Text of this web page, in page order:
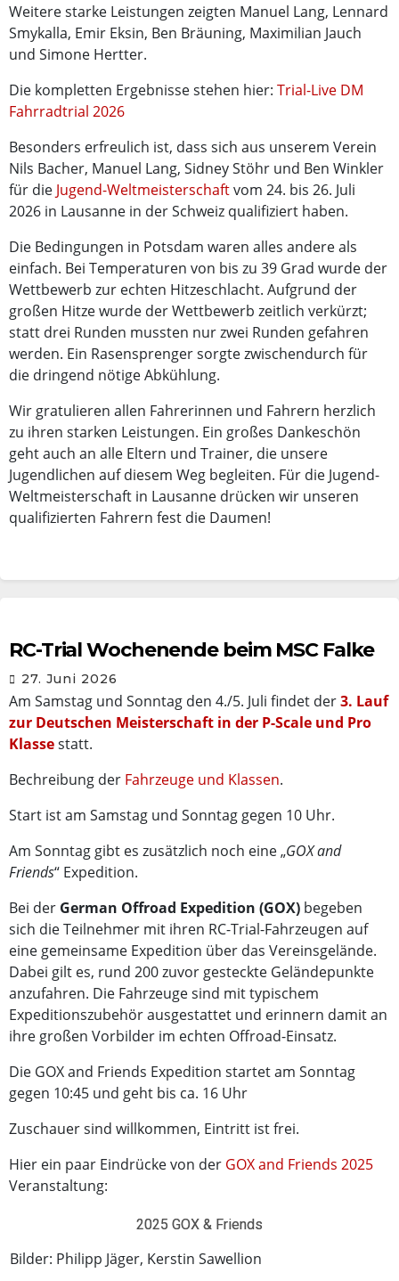
Weitere starke Leistungen zeigten Manuel Lang, Lennard
Smykalla, Emir Eksin, Ben Bräuning, Maximilian Jauch
und Simone Hertter.
Die kompletten Ergebnisse stehen hier: Trial-Live DM
Fahrradtrial 2026
Besonders erfreulich ist, dass sich aus unserem Verein
Nils Bacher, Manuel Lang, Sidney Stöhr und Ben Winkler
für die Jugend-Weltmeisterschaftvom 24. bis 26. Juli
2026 in Lausanne in der Schweiz qualifiziert haben.
Die Bedingungen in Potsdam waren alles andere als
einfach. Bei Temperaturen von bis zu 39 Grad wurde der
Wettbewerb zur echten Hitzeschlacht. Aufgrund der
großen Hitze wurde der Wettbewerb zeitlich verkürzt;
statt drei Runden mussten nur zwei Runden gefahren
werden. Ein Rasensprenger sorgte zwischendurch für
die dringend nötige Abkühlung.
Wir gratulieren allen Fahrerinnen und Fahrern herzlich
zu ihren starken Leistungen. Ein großes Dankeschön
geht auch an alle Eltern und Trainer, die unsere
Jugendlichen auf diesem Weg begleiten. Für die Jugend-
Weltmeisterschaft in Lausanne drücken wir unseren
qualifizierten Fahrern fest die Daumen!
RC-Trial Wochenende beim MSC Falke
27. Juni 2026
Am Samstag und Sonntag den 4./5. Juli findet der3. Lauf
zur Deutschen Meisterschaft in der P-Scale und Pro
Klassestatt.
Bechreibung der Fahrzeuge und Klassen.
Start ist am Samstag und Sonntag gegen 10 Uhr.
Am Sonntag gibt es zusätzlich noch eine „GOX and
Friends“ Expedition.
Bei der German Offroad Expedition (GOX) begeben
sich die Teilnehmer mit ihren RC-Trial-Fahrzeugen auf
eine gemeinsame Expedition über das Vereinsgelände.
Dabei gilt es, rund 200 zuvor gesteckte Geländepunkte
anzufahren. Die Fahrzeuge sind mit typischem
Expeditionszubehör ausgestattet und erinnern damit an
ihre großen Vorbilder im echten Offroad-Einsatz.
Die GOX and Friends Expedition startet am Sonntag
gegen 10:45 und geht bis ca. 16 Uhr
Zuschauer sind willkommen, Eintritt ist frei.
Hier ein paar Eindrücke von der GOX and Friends 2025
Veranstaltung:
2025 GOX & Friends
Bilder: Philipp Jäger, Kerstin Sawellion